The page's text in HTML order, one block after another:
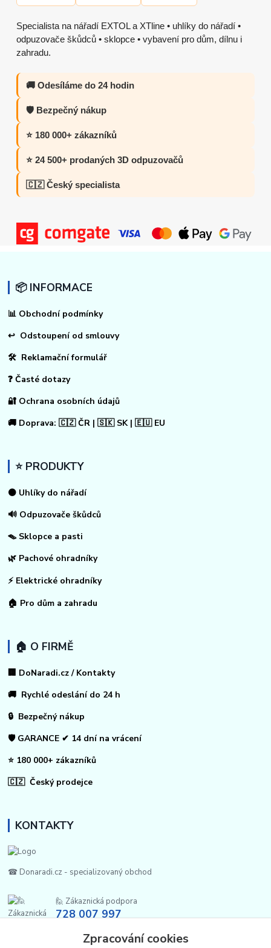
Specialista na nářadí EXTOL a XTline • uhlíky do nářadí •
odpuzovače škůdců • sklopce • vybavení pro dům, dílnu i
zahradu.
🚚 Odesíláme do 24 hodin
🛡️ Bezpečný nákup
⭐ 180 000+ zákazníků
⭐ 24 500+ prodaných 3D odpuzovačů
🇨🇿 Český specialista
📦 INFORMACE
📊 Obchodní podmínky
↩ Odstoupení od smlouvy
🛠 Reklamační formulář
❓ Časté dotazy
🔐 Ochrana osobních údajů
🚚 Doprava: 🇨🇿 ČR | 🇸🇰 SK | 🇪🇺 EU
⭐ PRODUKTY
⚫ Uhlíky do nářadí
🔊 Odpuzovače škůdců
🪤 Sklopce a pasti
🌿 Pachové ohradníky
⚡ Elektrické ohradníky
🏠 Pro dům a zahradu
🏠 O FIRMĚ
🏢 DoNaradi.cz / Kontakty
🚚 Rychlé odeslání do 24 h
🔒 Bezpečný nákup
🛡️ GARANCE ✔ 14 dní na vrácení
⭐ 180 000+ zákazníků
🇨🇿 Český prodejce
KONTAKTY
☎ Donaradi.cz - specializovaný obchod
🙋 Zákaznická podpora
728 007 997
Zpracování cookies